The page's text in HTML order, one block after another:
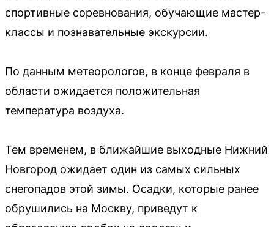
спортивные соревнования, обучающие мастер-
классы и познавательные экскурсии.
По данным метеорологов, в конце февраля в
области ожидается положительная
температура воздуха.
Тем временем, в ближайшие выходные Нижний
Новгород ожидает один из самых сильных
снегопадов этой зимы. Осадки, которые ранее
обрушились на Москву, приведут к